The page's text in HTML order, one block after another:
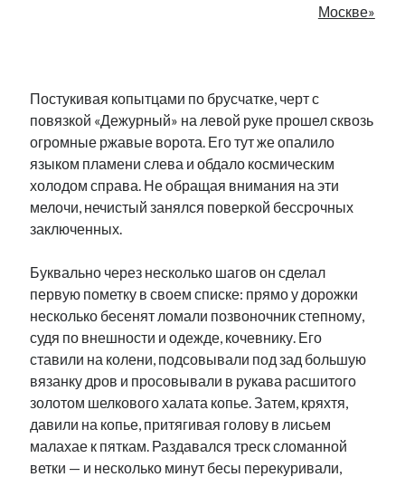
Москве»
Постукивая копытцами по брусчатке, черт с
повязкой «Дежурный» на левой руке прошел сквозь
огромные ржавые ворота. Его тут же опалило
языком пламени слева и обдало космическим
холодом справа. Не обращая внимания на эти
мелочи, нечистый занялся поверкой бессрочных
заключенных.
Буквально через несколько шагов он сделал
первую пометку в своем списке: прямо у дорожки
несколько бесенят ломали позвоночник степному,
судя по внешности и одежде, кочевнику. Его
ставили на колени, подсовывали под зад большую
вязанку дров и просовывали в рукава расшитого
золотом шелкового халата копье. Затем, кряхтя,
давили на копье, притягивая голову в лисьем
малахае к пяткам. Раздавался треск сломанной
ветки — и несколько минут бесы перекуривали,